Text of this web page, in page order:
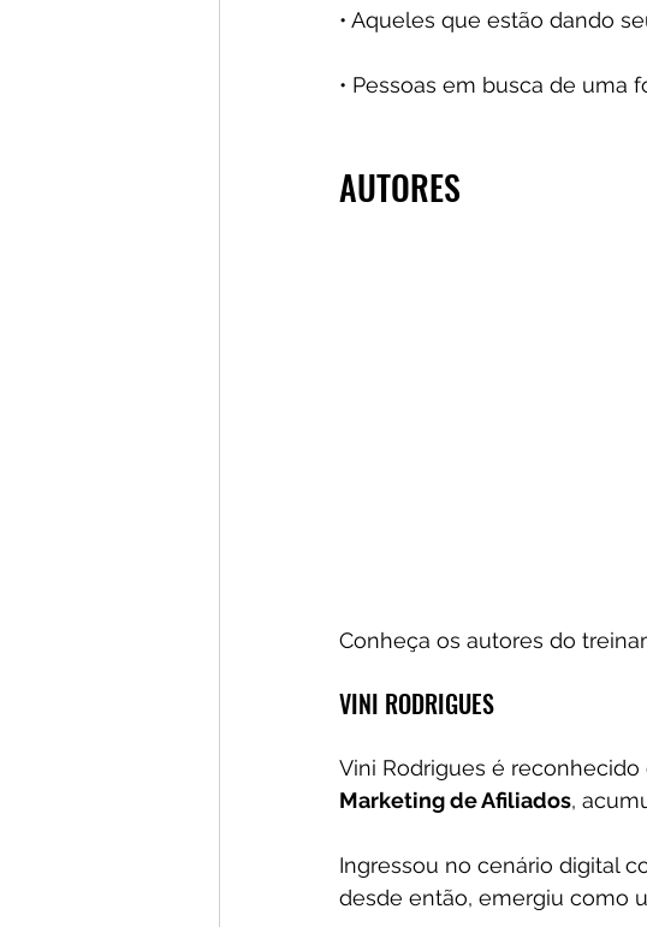
• Aqueles que estão dando
• Pessoas em busca de uma
AUTORES
Conheça os autores do
VINI RODRIGUES
Vini Rodrigues é
Marketing de Afiliados,
Ingressou no cenário digital
desde então, emergiu como